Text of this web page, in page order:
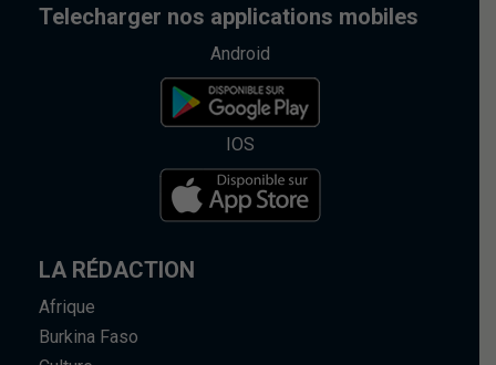
Telecharger nos applications mobiles
Android
IOS
LA RÉDACTION
Afrique
Burkina Faso